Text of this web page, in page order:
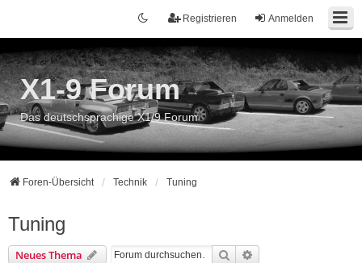
Anmelden
Registrieren
X1-9 Forum
Das deutschsprachige X1/9 Forum
Foren-Übersicht Technik Tuning
Tuning
Neues Thema Suche